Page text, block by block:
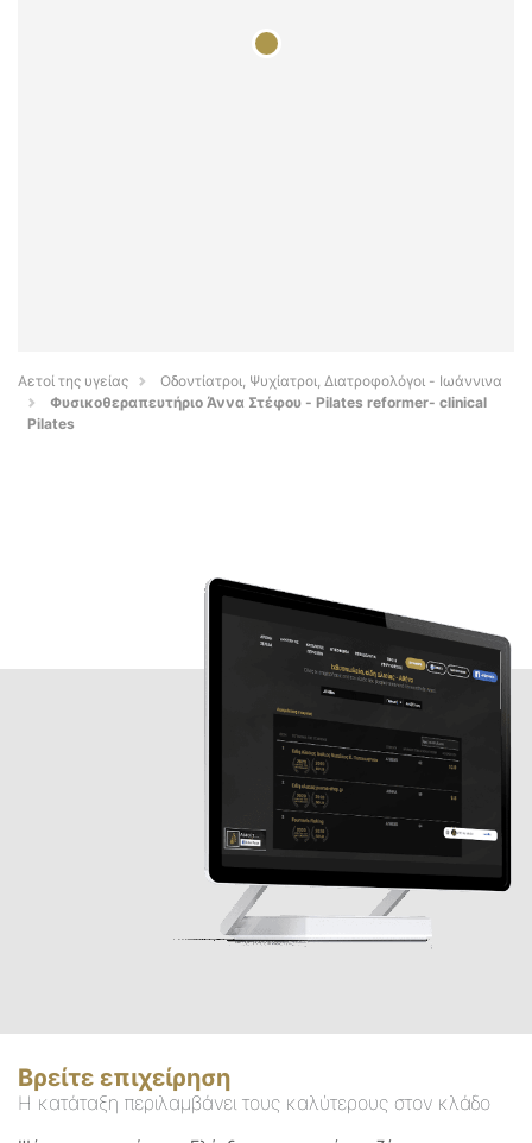
Αετοί της υγείας
Οδοντίατροι, Ψυχίατροι, Διατροφολόγοι - Ιωάννινα
Φυσικοθεραπευτήριο Άννα Στέφου - Pilates reformer- clinical
Pilates
Βρείτε επιχείρηση
Η κατάταξη περιλαμβάνει τους καλύτερους στον κλάδο